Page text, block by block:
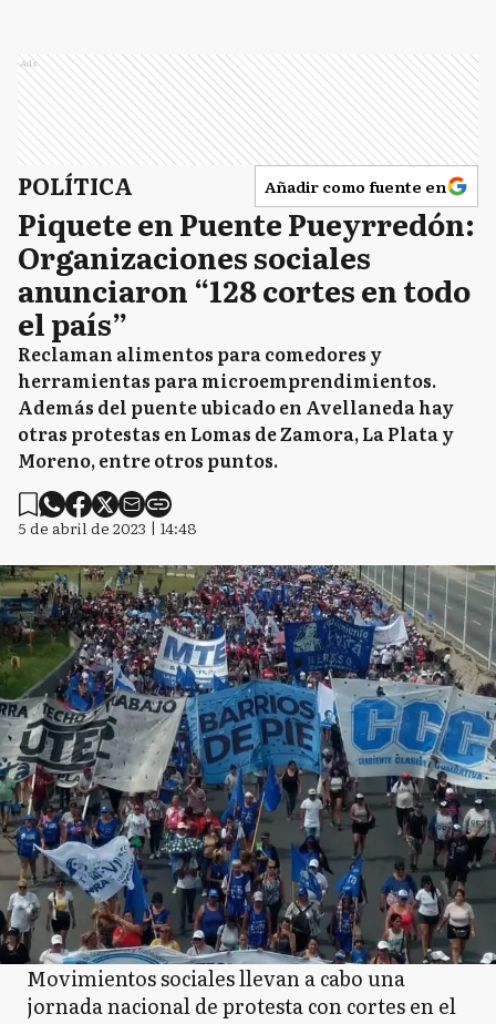
Ads
POLÍTICA Añadir como fuente en
Piquete en Puente Pueyrredón:
Organizaciones sociales
anunciaron “128 cortes en todo
el país”
Reclaman alimentos para comedores y
herramientas para microemprendimientos.
Además del puente ubicado en Avellaneda hay
otras protestas en Lomas de Zamora, La Plata y
Moreno, entre otros puntos.
5 de abril de 2023 | 14:48
Movimientos sociales llevan a cabo una
jornada nacional de protesta con cortes en el